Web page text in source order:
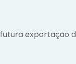
exportação